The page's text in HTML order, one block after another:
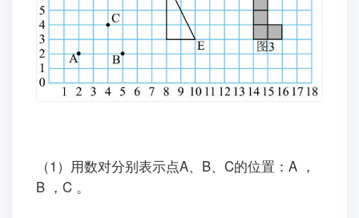
（1）用数对分别表示点A、B、C的位置：A ，
B ，C 。